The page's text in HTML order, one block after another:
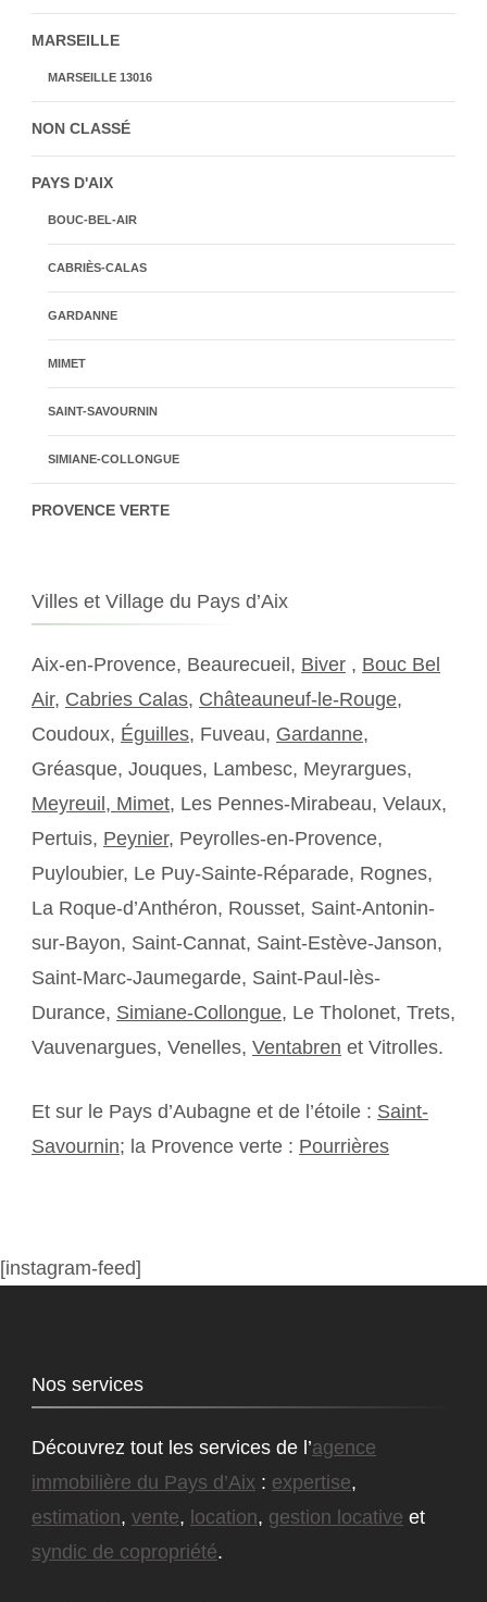
MARSEILLE
MARSEILLE 13016
NON CLASSÉ
PAYS D'AIX
BOUC-BEL-AIR
CABRIÈS-CALAS
GARDANNE
MIMET
SAINT-SAVOURNIN
SIMIANE-COLLONGUE
PROVENCE VERTE
Villes et Village du Pays d’Aix
Aix-en-Provence, Beaurecueil, Biver , Bouc Bel
Air, Cabries Calas, Châteauneuf-le-Rouge,
Coudoux, Éguilles, Fuveau, Gardanne,
Gréasque, Jouques, Lambesc, Meyrargues,
Meyreuil, Mimet, Les Pennes-Mirabeau, Velaux,
Pertuis, Peynier, Peyrolles-en-Provence,
Puyloubier, Le Puy-Sainte-Réparade, Rognes,
La Roque-d’Anthéron, Rousset, Saint-Antonin-
sur-Bayon, Saint-Cannat, Saint-Estève-Janson,
Saint-Marc-Jaumegarde, Saint-Paul-lès-
Durance, Simiane-Collongue, Le Tholonet, Trets,
Vauvenargues, Venelles, Ventabren et Vitrolles.
Et sur le Pays d’Aubagne et de l’étoile : Saint-
Savournin; la Provence verte : Pourrières
[instagram-feed]
Nos services
Découvrez tout les services de l’agence
immobilière du Pays d’Aix : expertise,
estimation, vente, location, gestion locative et
syndic de copropriété.